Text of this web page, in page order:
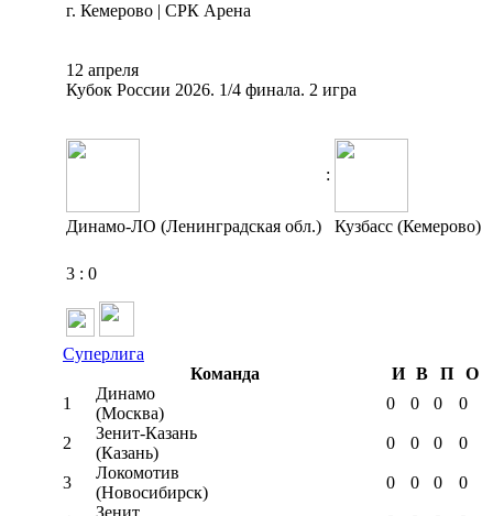
г. Кемерово | СРК Арена
12 апреля
Кубок России 2026. 1/4 финала. 2 игра
:
Динамо-ЛО (Ленинградская обл.) Кузбасс (Кемерово)
3 : 0
Суперлига
Команда
И В П
О
1
Динамо
(Москва)
0 0 0 0
2
Зенит-Казань
(Казань)
0 0 0 0
3
Локомотив
(Новосибирск)
0 0 0 0
Зенит